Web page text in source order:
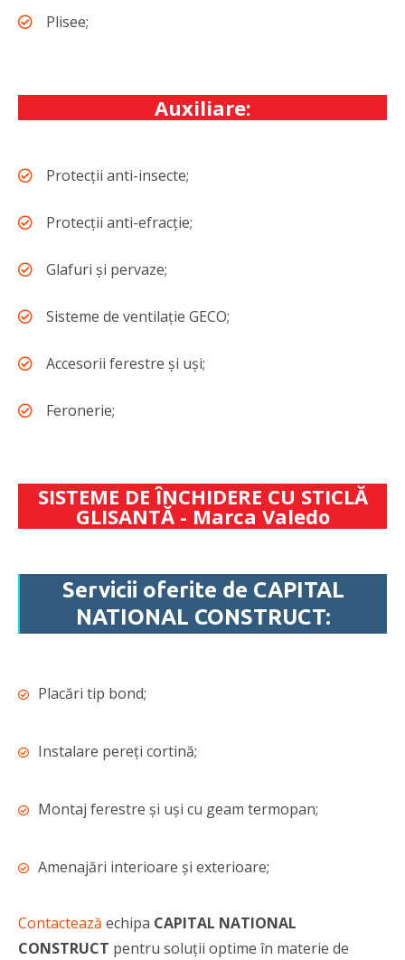
Plisee;
Auxiliare:
Protecții anti-insecte;
Protecții anti-efracție;
Glafuri și pervaze;
Sisteme de ventilație GECO;
Accesorii ferestre și uși;
Feronerie;
SISTEME DE ÎNCHIDERE CU STICLĂ
GLISANTĂ - Marca Valedo
Servicii oferite de CAPITAL
NATIONAL CONSTRUCT:
Placări tip bond;
Instalare pereți cortină;
Montaj ferestre și uși cu geam termopan;
Amenajări interioare și exterioare;
Contactează echipa CAPITAL NATIONAL
CONSTRUCT pentru soluții optime în materie de